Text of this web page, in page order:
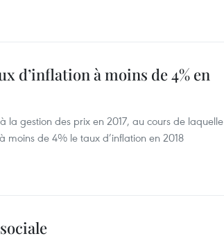
d’inflation à moins de 4% en
la gestion des prix en 2017, au cours de laquelle
moins de 4% le taux d’inflation en 2018